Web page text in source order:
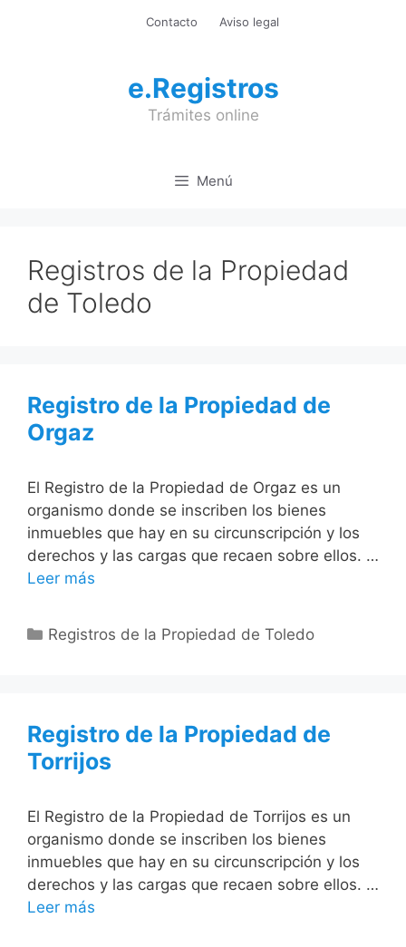
Contacto Aviso legal
e.Registros
Trámites online
Menú
Registros de la Propiedad
de Toledo
Registro de la Propiedad de
Orgaz
El Registro de la Propiedad de Orgaz es un
organismo donde se inscriben los bienes
inmuebles que hay en su circunscripción y los
derechos y las cargas que recaen sobre ellos. …
Leer más
Categorías
Registros de la Propiedad de Toledo
Registro de la Propiedad de
Torrijos
El Registro de la Propiedad de Torrijos es un
organismo donde se inscriben los bienes
inmuebles que hay en su circunscripción y los
derechos y las cargas que recaen sobre ellos. …
Leer más